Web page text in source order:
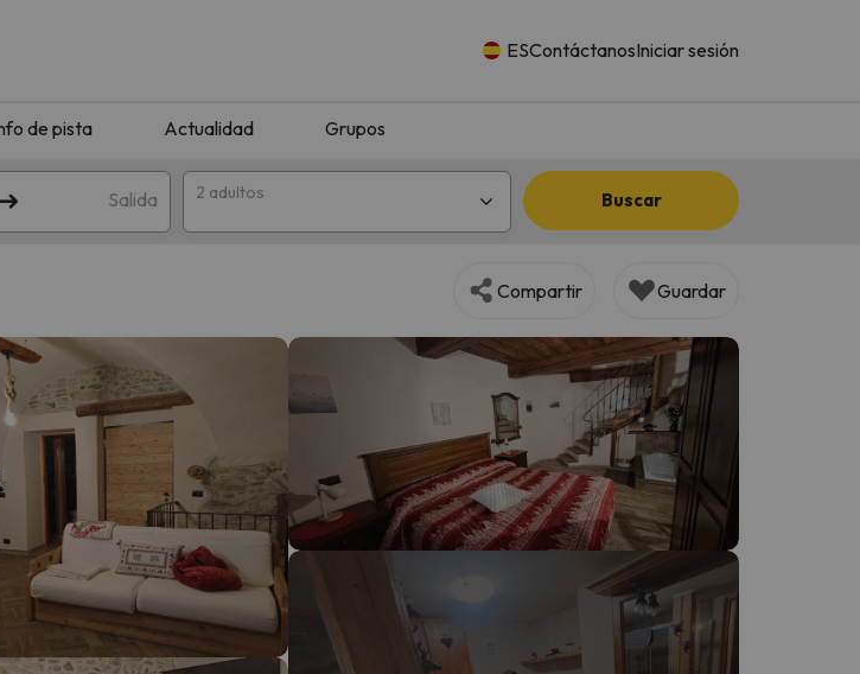
ESContáctanosIniciar sesión
de pista Actualidad Grupos
Salida 2 adultos Buscar
Prueba a modificar el destino.
su brújula vuelve.
Compartir Guardar